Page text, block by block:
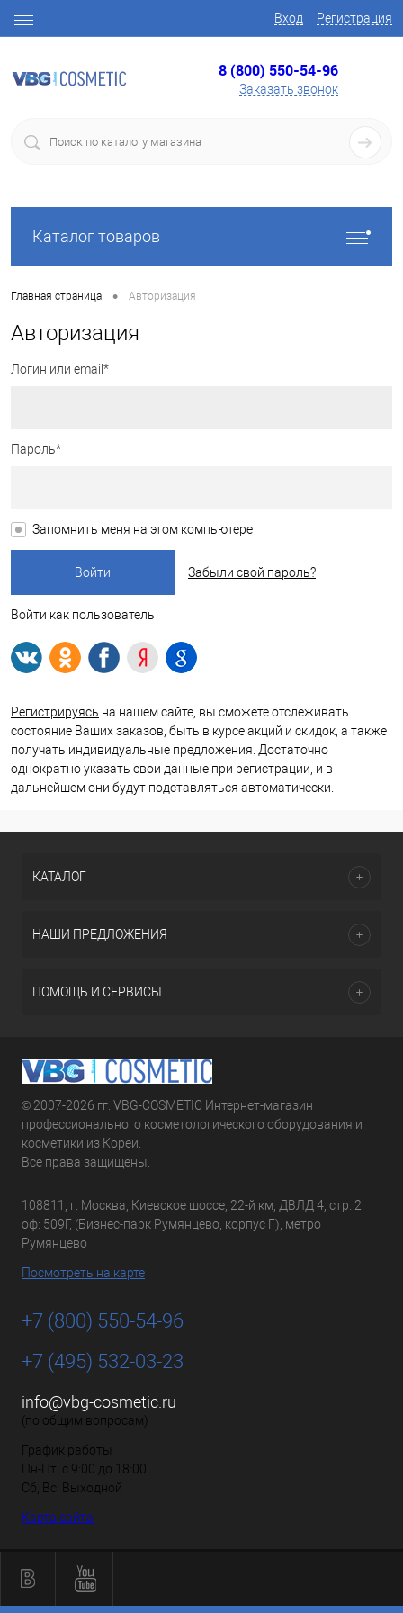
Вход Регистрация
8 (800) 550-54-96
Заказать звонок
Каталог товаров
Главная страница • Авторизация
Авторизация
Логин или email*
Пароль*
Запомнить меня на этом компьютере
Забыли свой пароль?
Войти как пользователь
Регистрируясь на нашем сайте, вы сможете отслеживать
состояние Ваших заказов, быть в курсе акций и скидок, а также
получать индивидуальные предложения. Достаточно
однократно указать свои данные при регистрации, и в
дальнейшем они будут подставляться автоматически.
КАТАЛОГ
НАШИ ПРЕДЛОЖЕНИЯ
ПОМОЩЬ И СЕРВИСЫ
© 2007-2026 гг. VBG-COSMETIC Интернет-магазин
профессионального косметологического оборудования и
косметики из Кореи.
Все права защищены.
108811, г. Москва, Киевское шоссе, 22-й км, ДВЛД 4, стр. 2
оф: 509Г, (Бизнес-парк Румянцево, корпус Г), метро
Румянцево
Посмотреть на карте
+7 (800) 550-54-96
+7 (495) 532-03-23
info@vbg-cosmetic.ru
(по общим вопросам)
График работы
Пн-Пт: с 9:00 до 18:00
Сб, Вс: Выходной
Карта сайта